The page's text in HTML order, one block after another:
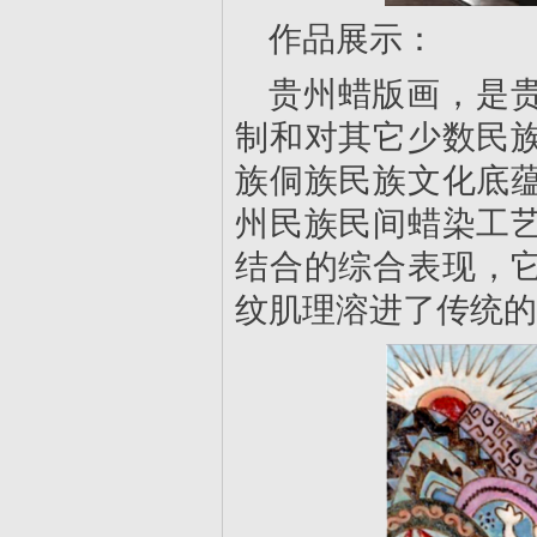
作品展示：
贵州蜡版画，是
制和对其它少数民
族侗族民族文化底
州民族民间蜡染工
结合的综合表现，
纹肌理溶进了传统